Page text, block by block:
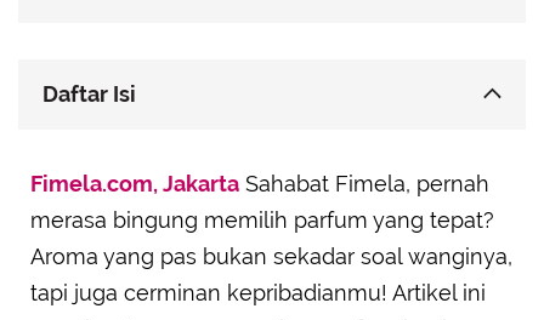
Daftar Isi
yang Tepat
Memahami Notes Parfum: Top, Middle, dan Base
Notes
Konsentrasi Parfum: Dari Parfum Hingga Eau de
Fimela.com, Jakarta Sahabat Fimela, pernah
merasa bingung memilih parfum yang tepat?
Aroma yang pas bukan sekadar soal wanginya,
tapi juga cerminan kepribadianmu! Artikel ini